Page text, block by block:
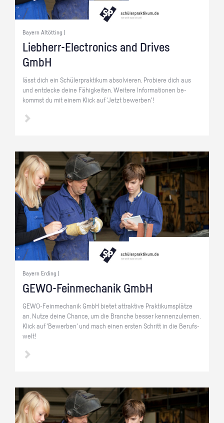
Bayern Altötting |
Lieb­herr-Elec­tro­nics and Dri­ves
GmbH
lässt dich ein Schü­ler­prak­ti­kum ab­sol­vie­ren. Pro­bie­re dich aus
und ent­de­cke deine Fä­hig­kei­ten. Wei­te­re In­for­ma­tio­nen be­
kommst du mit einem Klick auf 'Jetzt be­wer­ben'!
Bayern Erding |
GE­WO-Fein­me­cha­nik GmbH
GE­WO-Fein­me­cha­nik GmbH bie­tet at­trak­ti­ve Prak­ti­kums­plät­ze
an. Nutze deine Chan­ce, um die Bran­che bes­ser ken­nen­zu­ler­nen.
Klick auf 'Be­wer­ben' und mach einen ers­ten Schritt in die Be­rufs­
welt!